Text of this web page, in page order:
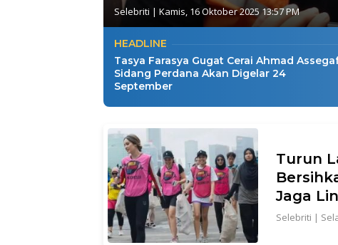
Selebriti | Kamis, 16 Oktober 2025 13:57 PM
HEADLINE
Tasya Farasya Gugat Cerai Ahmad
Sidang Perdana Akan Digelar 24
September
Turun
Jaga
Selebriti |